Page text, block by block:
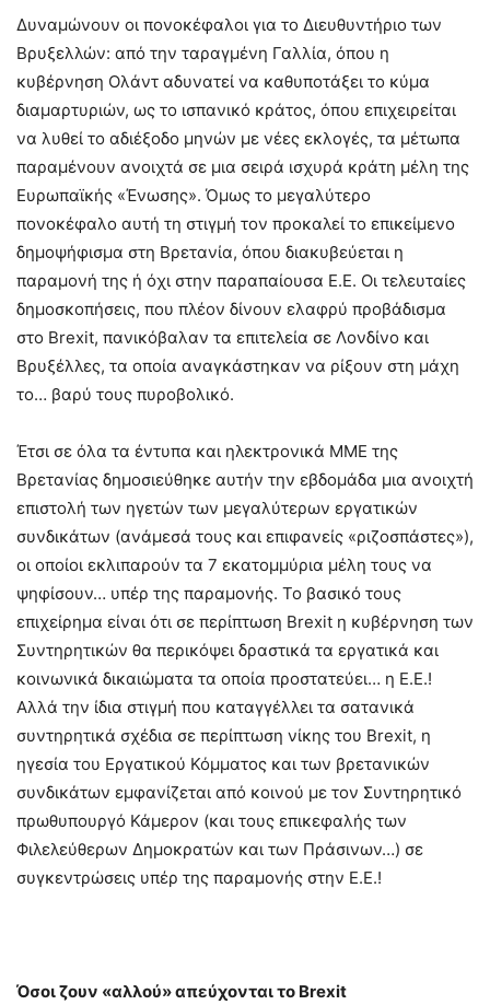
Δυναμώνουν οι πονοκέφαλοι για το Διευθυντήριο των
Βρυξελλών: από την ταραγμένη Γαλλία, όπου η
κυβέρνηση Ολάντ αδυνατεί να καθυποτάξει το κύμα
διαμαρτυριών, ως το ισπανικό κράτος, όπου επιχειρείται
να λυθεί το αδιέξοδο μηνών με νέες εκλογές, τα μέτωπα
παραμένουν ανοιχτά σε μια σειρά ισχυρά κράτη μέλη της
Ευρωπαϊκής «Ένωσης». Όμως το μεγαλύτερο
πονοκέφαλο αυτή τη στιγμή τον προκαλεί το επικείμενο
δημοψήφισμα στη Βρετανία, όπου διακυβεύεται η
παραμονή της ή όχι στην παραπαίουσα Ε.Ε. Οι τελευταίες
δημοσκοπήσεις, που πλέον δίνουν ελαφρύ προβάδισμα
στο Brexit, πανικόβαλαν τα επιτελεία σε Λονδίνο και
Βρυξέλλες, τα οποία αναγκάστηκαν να ρίξουν στη μάχη
το… βαρύ τους πυροβολικό.
Έτσι σε όλα τα έντυπα και ηλεκτρονικά ΜΜΕ της
Βρετανίας δημοσιεύθηκε αυτήν την εβδομάδα μια ανοιχτή
επιστολή των ηγετών των μεγαλύτερων εργατικών
συνδικάτων (ανάμεσά τους και επιφανείς «ριζοσπάστες»),
οι οποίοι εκλιπαρούν τα 7 εκατομμύρια μέλη τους να
ψηφίσουν… υπέρ της παραμονής. Το βασικό τους
επιχείρημα είναι ότι σε περίπτωση Brexit η κυβέρνηση των
Συντηρητικών θα περικόψει δραστικά τα εργατικά και
κοινωνικά δικαιώματα τα οποία προστατεύει… η Ε.Ε.!
Αλλά την ίδια στιγμή που καταγγέλλει τα σατανικά
συντηρητικά σχέδια σε περίπτωση νίκης του Brexit, η
ηγεσία του Εργατικού Κόμματος και των βρετανικών
συνδικάτων εμφανίζεται από κοινού με τον Συντηρητικό
πρωθυπουργό Κάμερον (και τους επικεφαλής των
Φιλελεύθερων Δημοκρατών και των Πράσινων…) σε
συγκεντρώσεις υπέρ της παραμονής στην Ε.Ε.!
Όσοι ζουν «αλλού» απεύχονται το Brexit